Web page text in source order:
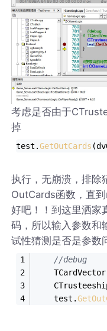
考虑是否由于
掉
test.GetOutCards
执行，无崩溃，排除
OutCards函数，直
好吧！！到这里洒家
码，所以输入参数和
试性猜测是否是参数
//debug
	test.